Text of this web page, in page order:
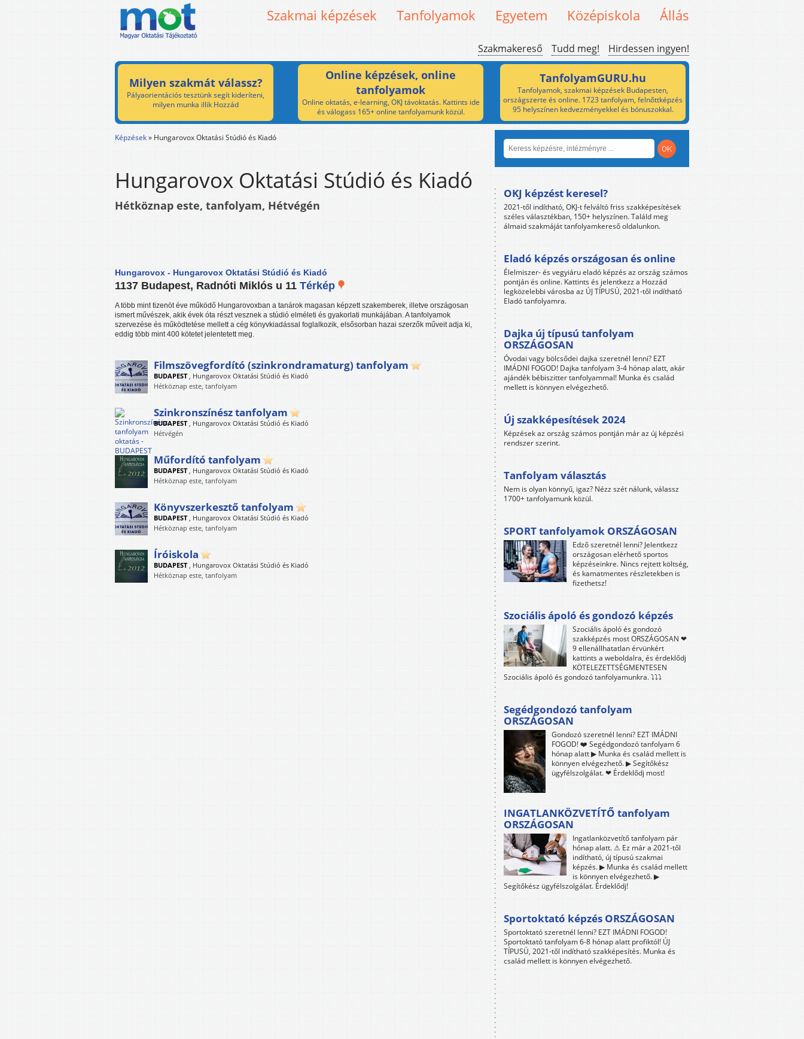
Szakmai képzések Tanfolyamok Egyetem Középiskola Állás
Szakmakereső Tudd meg! Hirdessen ingyen!
Milyen szakmát válassz?
Pályaorientációs tesztünk segít kideríteni,
milyen munka illik Hozzád
Online képzések, online
tanfolyamok
Online oktatás, e-learning, OKJ távoktatás. Kattints ide
és válogass 165+ online tanfolyamunk közül.
TanfolyamGURU.hu
Tanfolyamok, szakmai képzések Budapesten,
országszerte és online. 1723 tanfolyam, felnőttképzés
95 helyszínen kedvezményekkel és bónuszokkal.
Képzések» Hungarovox Oktatási Stúdió és Kiadó
Hungarovox Oktatási Stúdió és Kiadó
Hétköznap este, tanfolyam, Hétvégén
Hungarovox - Hungarovox Oktatási Stúdió és Kiadó
1137 Budapest, Radnóti Miklós u 11 Térkép
A több mint tizenöt éve működő Hungarovoxban a tanárok magasan képzett szakemberek, illetve országosan
ismert művészek, akik évek óta részt vesznek a stúdió elméleti és gyakorlati munkájában. A tanfolyamok
szervezése és működtetése mellett a cég könyvkiadással foglalkozik, elsősorban hazai szerzők műveit adja ki,
eddig több mint 400 kötetet jelentetett meg.
Filmszövegfordító (szinkrondramaturg) tanfolyam
BUDAPEST Hungarovox Oktatási Stúdió és Kiadó
Hétköznap este, tanfolyam
Szinkronszínész tanfolyam
BUDAPEST Hungarovox Oktatási Stúdió és Kiadó
Hétvégén
Műfordító tanfolyam
BUDAPEST Hungarovox Oktatási Stúdió és Kiadó
Hétköznap este, tanfolyam
Könyvszerkesztő tanfolyam
BUDAPEST Hungarovox Oktatási Stúdió és Kiadó
Hétköznap este, tanfolyam
Íróiskola
BUDAPEST Hungarovox Oktatási Stúdió és Kiadó
Hétköznap este, tanfolyam
OKJ képzést keresel?
2021-től indítható, OKJ-t felváltó friss szakképesítések
széles választékban, 150+ helyszínen. Találd meg
álmaid szakmáját tanfolyamkereső oldalunkon.
Eladó képzés országosan és online
Élelmiszer- és vegyiáru eladó képzés az ország számos
pontján és online. Kattints és jelentkezz a Hozzád
legközelebbi városba az ÚJ TÍPUSÚ, 2021-től indítható
Eladó tanfolyamra.
Dajka új típusú tanfolyam
ORSZÁGOSAN
Óvodai vagy bölcsődei dajka szeretnél lenni? EZT
IMÁDNI FOGOD! Dajka tanfolyam 3-4 hónap alatt, akár
ajándék bébiszitter tanfolyammal! Munka és család
mellett is könnyen elvégezhető.
Új szakképesítések 2024
Képzések az ország számos pontján már az új képzési
rendszer szerint.
Tanfolyam választás
Nem is olyan könnyű, igaz? Nézz szét nálunk, válassz
1700+ tanfolyamunk közül.
SPORT tanfolyamok ORSZÁGOSAN
Edző szeretnél lenni? Jelentkezz
országosan elérhető sportos
képzéseinkre. Nincs rejtett költség,
és kamatmentes részletekben is
fizethetsz!
Szociális ápoló és gondozó képzés
Szociális ápoló és gondozó
szakképzés most ORSZÁGOSAN ❤
9 ellenállhatatlan érvünkért
kattints a weboldalra, és érdeklődj
KÖTELEZETTSÉGMENTESEN
Szociális ápoló és gondozó tanfolyamunkra. ⤵⤵⤵
Segédgondozó tanfolyam
ORSZÁGOSAN
Gondozó szeretnél lenni? EZT IMÁDNI
FOGOD! ❤️ Segédgondozó tanfolyam 6
hónap alatt ▶ Munka és család mellett is
könnyen elvégezhető. ▶ Segítőkész
ügyfélszolgálat. ❤ Érdeklődj most!
INGATLANKÖZVETÍTŐ tanfolyam
ORSZÁGOSAN
Ingatlanközvetítő tanfolyam pár
hónap alatt. ⚠ Ez már a 2021-től
indítható, új típusú szakmai
képzés. ▶ Munka és család mellett
is könnyen elvégezhető. ▶
Segítőkész ügyfélszolgálat. Érdeklődj!
Sportoktató képzés ORSZÁGOSAN
Sportoktató szeretnél lenni? EZT IMÁDNI FOGOD!
Sportoktató tanfolyam 6-8 hónap alatt profiktól! ÚJ
TÍPUSÚ, 2021-től indítható szakképesítés. Munka és
család mellett is könnyen elvégezhető.